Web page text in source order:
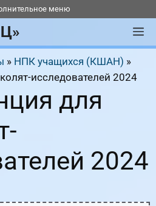
меню
» НПК учащихся (КШАН) »
исследователей 2024
для
2024